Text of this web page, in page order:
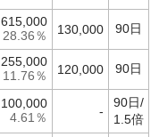
615,000
28.36％ 130,000 90日
255,000
11.76％ 120,000 90日
100,000
4.61％ -
90日/
1.5倍